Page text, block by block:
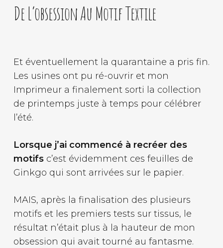
De L’obsession Au Motif Textile
Et éventuellement la quarantaine a pris fin.
Les usines ont pu ré-ouvrir et mon
Imprimeur a finalement sorti la collection
de printemps juste à temps pour célébrer
l’été.
Lorsque j’ai commencé à recréer des
motifsc’est évidemment ces feuilles de
Ginkgo qui sont arrivées sur le papier.
MAIS, après la finalisation des plusieurs
motifs et les premiers tests sur tissus, le
résultat n’était plus à la hauteur de mon
obsession qui avait tourné au fantasme.